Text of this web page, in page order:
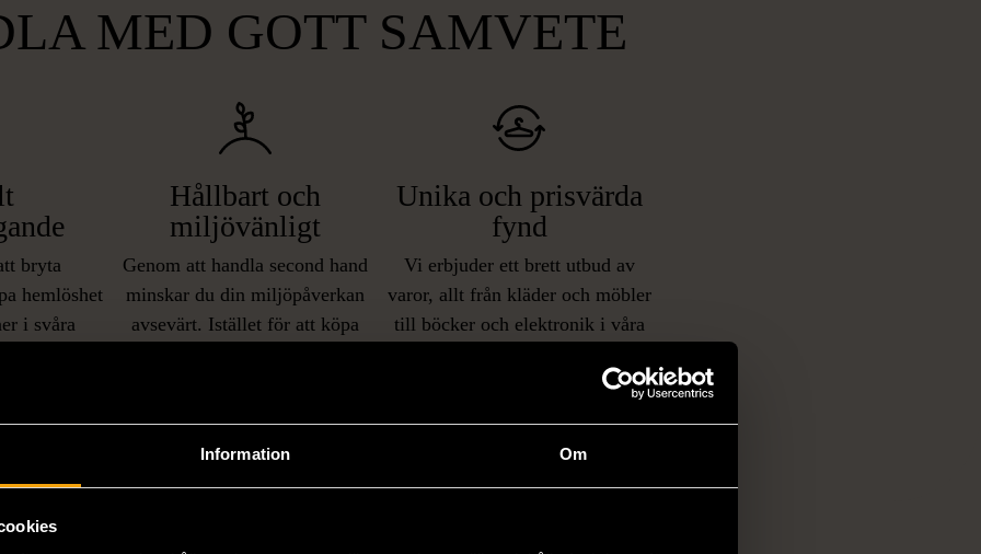
Information Om
MED GOTT SAMVETE
bryta
hemlöshet
i svåra
Hållbart och
miljövänligt
Genom att handla second hand
minskar du din miljöpåverkan
avsevärt. Istället för att köpa
Unika och prisvärda
fynd
Vi erbjuder ett brett utbud av
varor, allt från kläder och möbler
till böcker och elektronik i våra
unika och originella föremål som
PRODUKTER
Hitta produkter som påminner om denna